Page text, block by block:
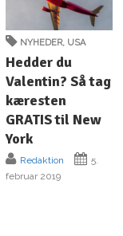
NYHEDER, USA
Hedder du
Valentin? Så tag
kæresten
GRATIS til New
York
Redaktion
5.
februar 2019